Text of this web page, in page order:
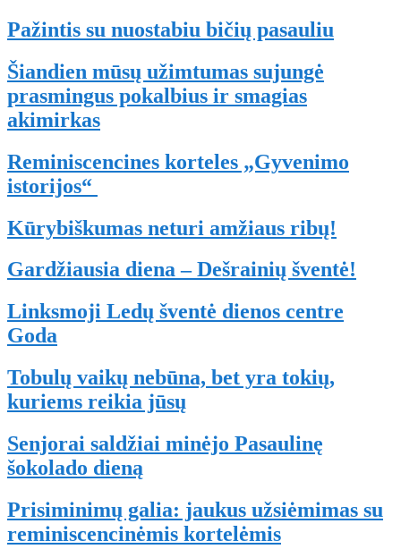
Pažintis su nuostabiu bičių pasauliu
Šiandien mūsų užimtumas sujungė
prasmingus pokalbius ir smagias
akimirkas
Reminiscencines korteles „Gyvenimo
istorijos“
Kūrybiškumas neturi amžiaus ribų!
Gardžiausia diena – Dešrainių šventė!
Linksmoji Ledų šventė dienos centre
Goda
Tobulų vaikų nebūna, bet yra tokių,
kuriems reikia jūsų
Senjorai saldžiai minėjo Pasaulinę
šokolado dieną
Prisiminimų galia: jaukus užsiėmimas su
reminiscencinėmis kortelėmis